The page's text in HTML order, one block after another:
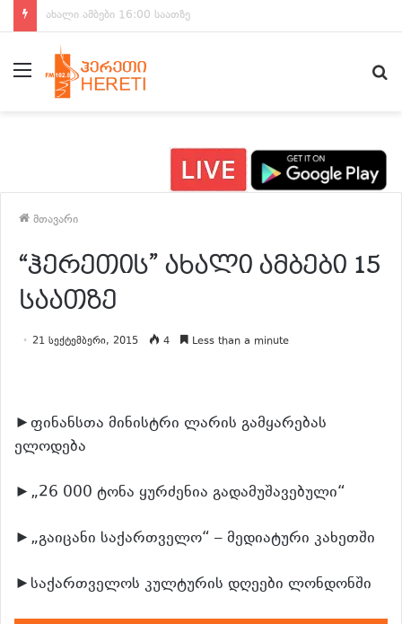
ახალი ამბები 15:00 საათზე
მენიუ
მთავარი
“ჰერეთის” ახალი ამბები 15
საათზე
21 სექტემბერი, 2015 4 Less than a minute
►ფინანსთა მინისტრი ლარის გამყარებას
ელოდება
►„26 000 ტონა ყურძენია გადამუშავებული“
►„გაიცანი საქართველო“ – მედიატური კახეთში
►საქართველოს კულტურის დღეები ლონდონში